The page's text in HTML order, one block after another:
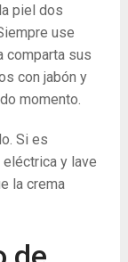
piel dos
use
comparta sus
con jabón y
momento.
Si es
y lave
la crema